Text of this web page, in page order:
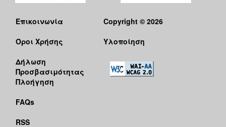
Επικοινωνία
Όροι Χρήσης
Δήλωση
Προσβασιμότητας
Πλοήγηση
FAQs
RSS
Copyright © 2026
Υλοποίηση